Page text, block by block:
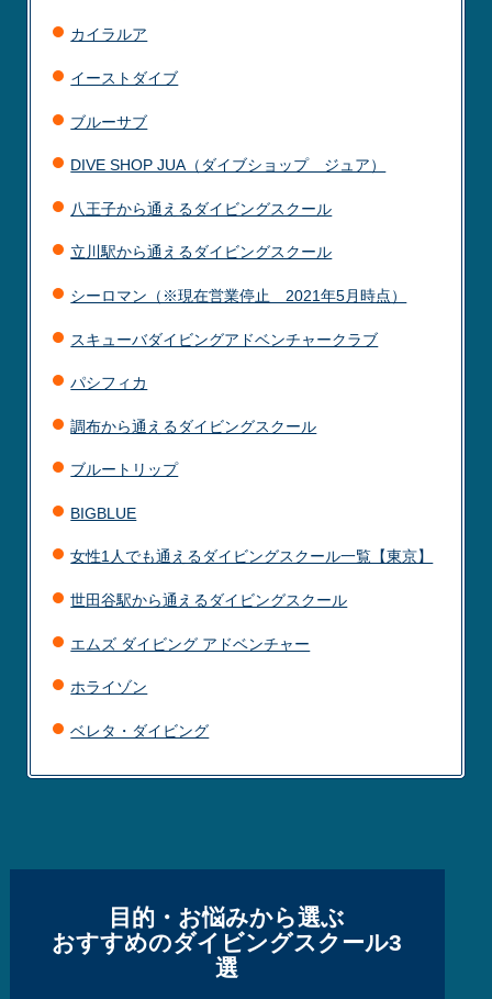
カイラルア
イーストダイブ
ブルーサブ
DIVE SHOP JUA（ダイブショップ ジュア）
八王子から通えるダイビングスクール
立川駅から通えるダイビングスクール
シーロマン（※現在営業停止 2021年5月時点）
スキューバダイビングアドベンチャークラブ
パシフィカ
調布から通えるダイビングスクール
ブルートリップ
BIGBLUE
女性1人でも通えるダイビングスクール一覧【東京】
世田谷駅から通えるダイビングスクール
エムズ ダイビング アドベンチャー
ホライゾン
ベレタ・ダイビング
目的・お悩みから選ぶ
おすすめのダイビングスクール3
選